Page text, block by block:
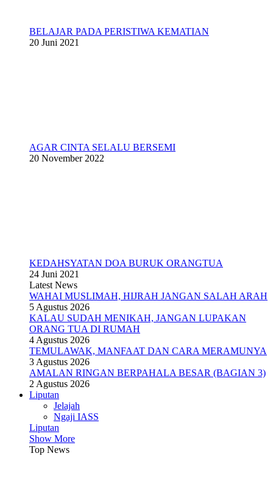
BELAJAR PADA PERISTIWA KEMATIAN
20 Juni 2021
AGAR CINTA SELALU BERSEMI
20 November 2022
KEDAHSYATAN DOA BURUK ORANGTUA
24 Juni 2021
Latest News
WAHAI MUSLIMAH, HIJRAH JANGAN SALAH ARAH
5 Agustus 2026
KALAU SUDAH MENIKAH, JANGAN LUPAKAN
ORANG TUA DI RUMAH
4 Agustus 2026
TEMULAWAK, MANFAAT DAN CARA MERAMUNYA
3 Agustus 2026
AMALAN RINGAN BERPAHALA BESAR (BAGIAN 3)
2 Agustus 2026
Liputan
Jelajah
Ngaji IASS
Liputan
Show More
Top News